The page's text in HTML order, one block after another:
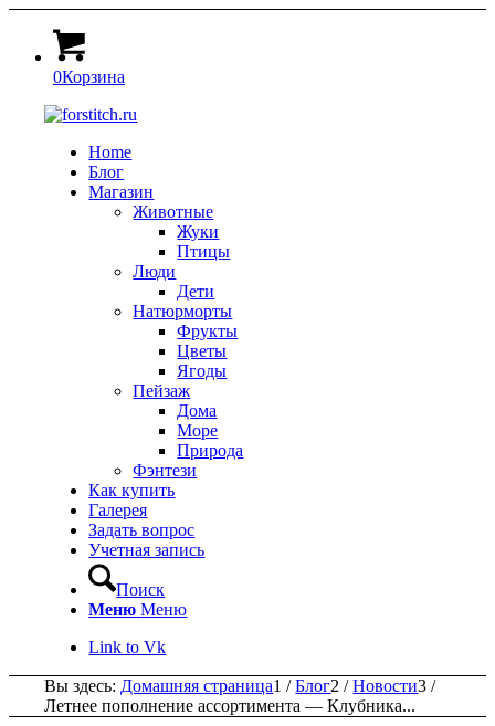
0Корзина
Home
Блог
Магазин
Животные
Жуки
Птицы
Люди
Дети
Натюрморты
Фрукты
Цветы
Ягоды
Пейзаж
Дома
Море
Природа
Фэнтези
Как купить
Галерея
Задать вопрос
Учетная запись
Поиск
Меню Меню
Link to Vk
Вы здесь: Домашняя страница1 / Блог2 / Новости3 /
Летнее пополнение ассортимента — Клубника...